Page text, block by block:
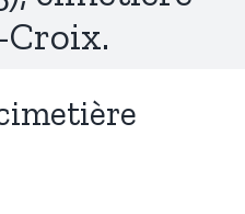
Croix.